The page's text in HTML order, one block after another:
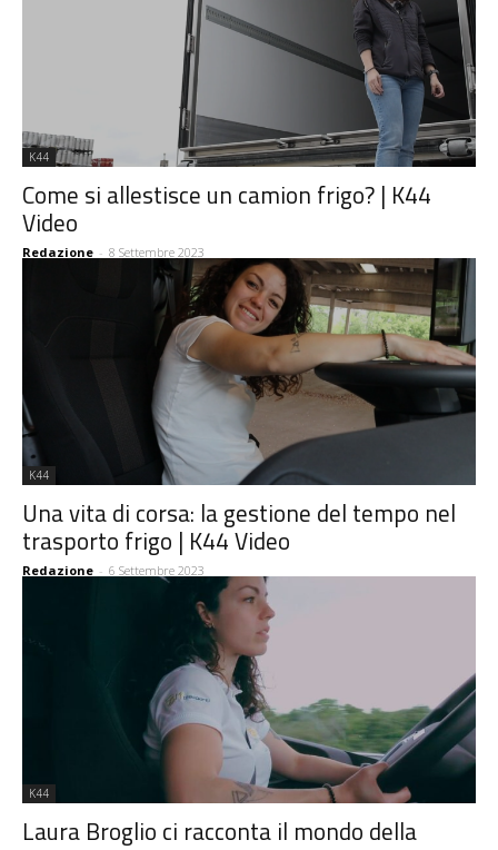
K44
Come si allestisce un camion frigo? | K44
Video
Redazione - 8 Settembre 2023
K44
Una vita di corsa: la gestione del tempo nel
trasporto frigo | K44 Video
Redazione - 6 Settembre 2023
K44
Laura Broglio ci racconta il mondo della